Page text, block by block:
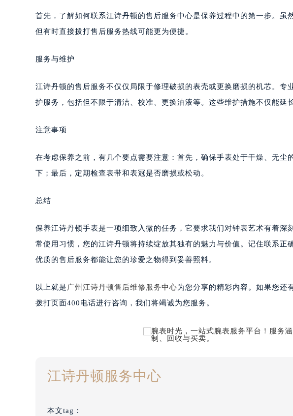
首先，了解如何联系江诗丹顿的售后服务中心是保养过程中的第一步。虽
但有时直接拨打售后服务热线可能更为便捷。
服务与维护
江诗丹顿的售后服务不仅仅局限于修理破损的表壳或更换磨损的机芯。专
护服务，包括但不限于清洁、校准、更换油液等。这些维护措施不仅能延
注意事项
在考虑保养之前，有几个要点需要注意：首先，确保手表处于干燥、无尘
下；最后，定期检查表带和表冠是否磨损或松动。
总结
保养江诗丹顿手表是一项细致入微的任务，它要求我们对钟表艺术有着深
常使用习惯，您的江诗丹顿将持续绽放其独有的魅力与价值。记住联系正
优质的售后服务都能让您的珍爱之物得到妥善照料。
以上就是 广州江诗丹顿售后维修服务中心为您分享的精彩内容。如果您还
拨打页面400电话进行咨询，我们将竭诚为您服务。
江诗丹顿服务中心
本文tag：